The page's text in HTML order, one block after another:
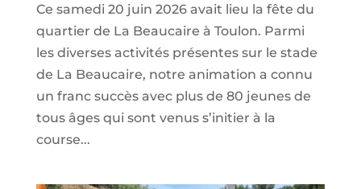
Ce samedi 20 juin 2026 avait lieu la fête du
quartier de La Beaucaire à Toulon. Parmi
les diverses activités présentes sur le stade
de La Beaucaire, notre animation a connu
un franc succès avec plus de 80 jeunes de
tous âges qui sont venus s’initier à la
course...